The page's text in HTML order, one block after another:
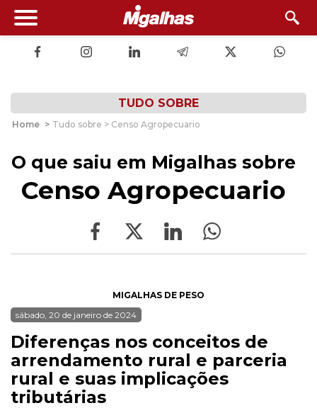
TUDO SOBRE
Home > Tudo sobre > Censo Agropecuario
O que saiu em Migalhas sobre
Censo Agropecuario
MIGALHAS DE PESO
sábado, 20 de janeiro de 2024
Diferenças nos conceitos de
arrendamento rural e parceria
rural e suas implicações
tributárias